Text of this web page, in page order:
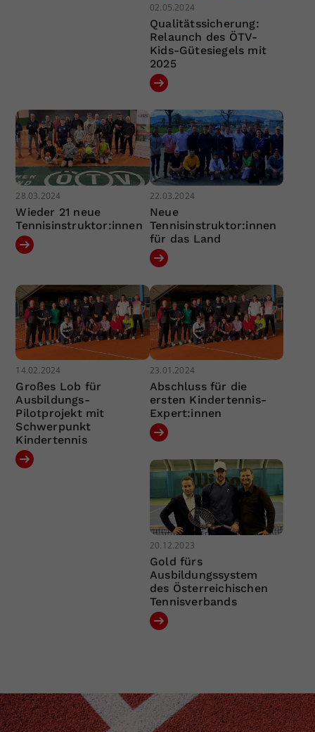
02.05.2024
Qualitätssicherung:
Relaunch des ÖTV-
Kids-Gütesiegels mit
2025
28.03.2024
Wieder 21 neue
Tennisinstruktor:innen
22.03.2024
Neue
Tennisinstruktor:innen
für das Land
14.02.2024
Großes Lob für
Ausbildungs-
Pilotprojekt mit
Schwerpunkt
Kindertennis
23.01.2024
Abschluss für die
ersten Kindertennis-
Expert:innen
20.12.2023
Gold fürs
Ausbildungssystem
des Österreichischen
Tennisverbands